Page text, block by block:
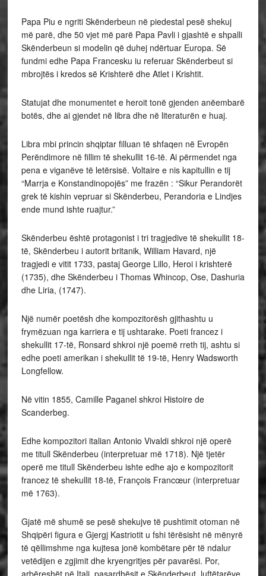
Papa Piu e ngriti Skënderbeun në piedestal pesë shekuj
më parë, dhe 50 vjet më parë Papa Pavli i gjashtë e shpalli
Skënderbeun si modelin që duhej ndërtuar Europa. Së
fundmi edhe Papa Francesku iu referuar Skënderbeut si
mbrojtës i kredos së Krishterë dhe Atlet i Krishtit.
Statujat dhe monumentet e heroit tonë gjenden anëembarë
botës, dhe ai gjendet në libra dhe në literaturën e huaj.
Libra mbi princin shqiptar filluan të shfaqen në Evropën
Perëndimore në fillim të shekullit 16-të. Ai përmendet nga
pena e viganëve të letërsisë. Voltaire e nis kapitullin e tij
“Marrja e Konstandinopojës” me frazën : “Sikur Perandorët
grek të kishin vepruar si Skënderbeu, Perandoria e Lindjes
ende mund ishte ruajtur.”
Skënderbeu është protagonist i tri tragjedive të shekullit 18-
të, Skënderbeu i autorit britanik, William Havard, një
tragjedi e vitit 1733, pastaj George Lillo, Heroi i krishterë
(1735), dhe Skënderbeu i Thomas Whincop, Ose, Dashuria
dhe Liria, (1747).
Një numër poetësh dhe kompozitorësh gjithashtu u
frymëzuan nga karriera e tij ushtarake. Poeti francez i
shekullit 17-të, Ronsard shkroi një poemë rreth tij, ashtu si
edhe poeti amerikan i shekullit të 19-të, Henry Wadsworth
Longfellow.
Në vitin 1855, Camille Paganel shkroi Histoire de
Scanderbeg.
Edhe kompozitori italian Antonio Vivaldi shkroi një operë
me titull Skënderbeu (interpretuar më 1718). Një tjetër
operë me titull Skënderbeu ishte edhe ajo e kompozitorit
francez të shekullit 18-të, François Francœur (interpretuar
më 1763).
Gjatë më shumë se pesë shekujve të pushtimit otoman në
Shqipëri figura e Gjergj Kastriotit u fshi tërësisht në mënyrë
të qëllimshme nga kujtesa jonë kombëtare për të ndalur
vetëdijen e zgjimit dhe kryengritjes për pavarësi. Por,